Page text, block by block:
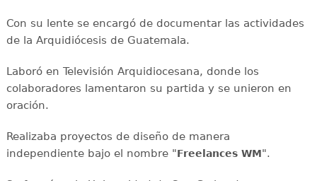
Con su lente se encargó de documentar las actividades
de la Arquidiócesis de Guatemala.
Laboró en Televisión Arquidiocesana, donde los
colaboradores lamentaron su partida y se unieron en
oración.
Realizaba proyectos de diseño de manera
independiente bajo el nombre "Freelances WM".